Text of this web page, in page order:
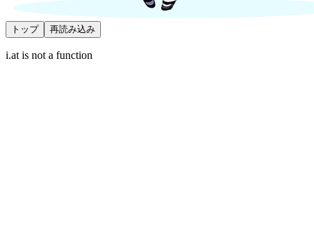
トップ 再読み込み
i.at is not a function